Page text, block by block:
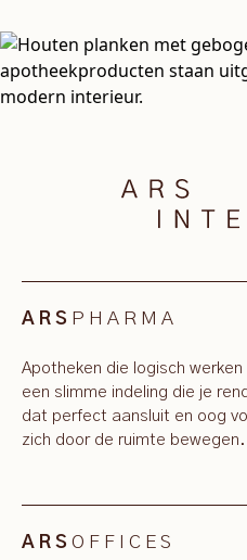
ARS PHARMA
Apotheken die logisch
een slimme indeling die je
dat perfect aansluit en oog
zich door de ruimte bewegen.
ARS OFFICES